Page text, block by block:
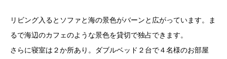
リビング入るとソファと海の景色がバーンと広がっています。ま
るで海辺のカフェのような景色を貸切で独占できます。
さらに寝室は２か所あり。ダブルベッド２台で４名様のお部屋